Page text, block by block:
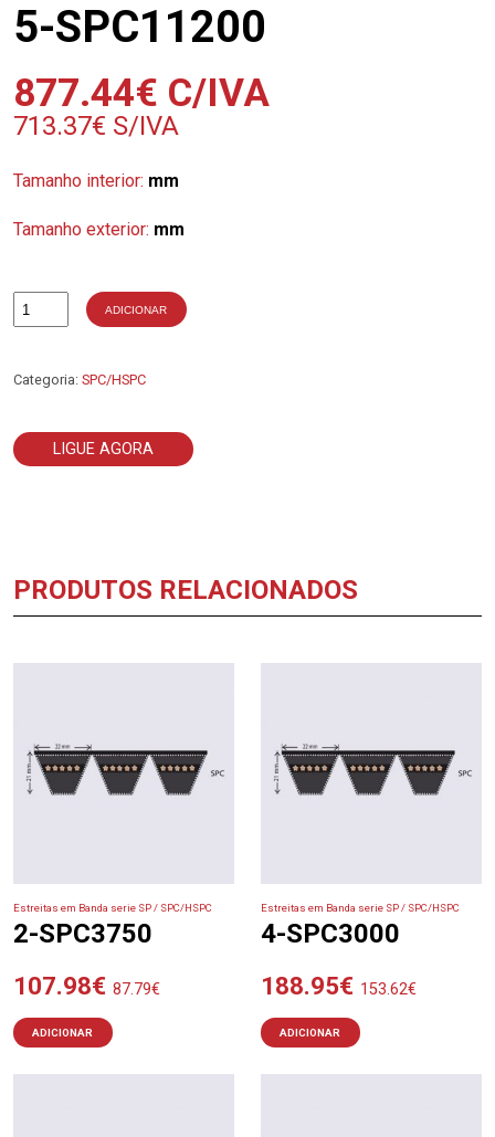
5-SPC11200
877.44€ C/IVA
713.37€ S/IVA
Tamanho interior: mm
Tamanho exterior: mm
Quantidade
SPC11200
ADICIONAR
Categoria: SPC/HSPC
LIGUE AGORA
PRODUTOS RELACIONADOS
Estreitas em Banda serie SP / SPC/HSPC
2-SPC3750
107.98€ 87.79€
ADICIONAR
Estreitas em Banda serie SP / SPC/HSPC
4-SPC3000
188.95€ 153.62€
ADICIONAR